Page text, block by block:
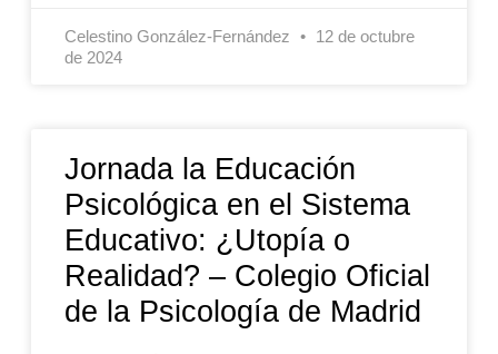
Celestino González-Fernández
12 de octubre
de 2024
Jornada la Educación
Psicológica en el Sistema
Educativo: ¿Utopía o
Realidad? – Colegio Oficial
de la Psicología de Madrid